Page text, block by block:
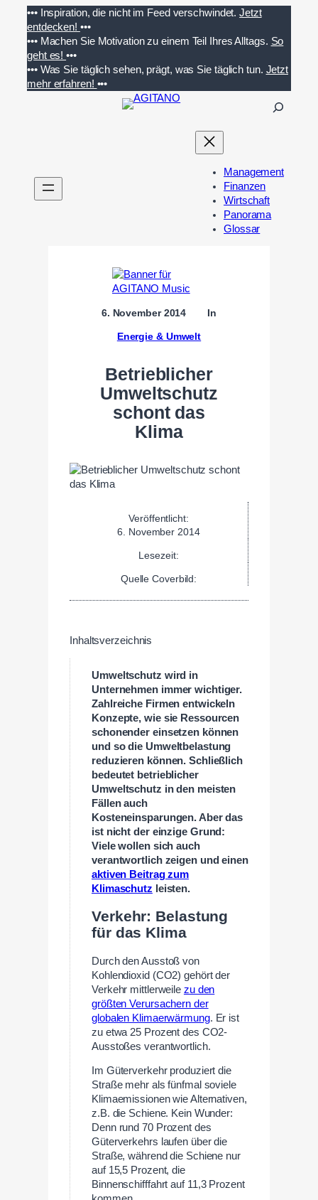
Inhalt
springen
••• Inspiration, die nicht im Feed verschwindet. Jetzt
entdecken! •••
••• Machen Sie Motivation zu einem Teil Ihres Alltags. So
geht es!•••
••• Was Sie täglich sehen, prägt, was Sie täglich tun. Jetzt
mehr erfahren! •••
n
Management
Finanzen
Wirtschaft
Panorama
Glossar
6. November 2014 In
Energie & Umwelt
Betrieblicher
Umweltschutz
schont das
Klima
Veröffentlicht:
6. November 2014
Lesezeit:
Quelle Coverbild:
Inhaltsverzeichnis
Umweltschutz wird in
Unternehmen immer wichtiger.
Zahlreiche Firmen entwickeln
Konzepte, wie sie Ressourcen
schonender einsetzen können
und so die Umweltbelastung
reduzieren können. Schließlich
bedeutet betrieblicher
Umweltschutz in den meisten
Fällen auch
Kosteneinsparungen. Aber das
ist nicht der einzige Grund:
Viele wollen sich auch
verantwortlich zeigen und einen
aktiven Beitrag zum
Klimaschutz leisten.
Verkehr: Belastung
für das Klima
Durch den Ausstoß von
Kohlendioxid (CO2) gehört der
Verkehr mittlerweile zu den
größten Verursachern der
globalen Klimaerwärmung. Er ist
zu etwa 25 Prozent des CO2-
Ausstoßes verantwortlich.
Im Güterverkehr produziert die
Straße mehr als fünfmal soviele
Klimaemissionen wie Alternativen,
z.B. die Schiene. Kein Wunder:
Denn rund 70 Prozent des
Güterverkehrs laufen über die
Straße, während die Schiene nur
auf 15,5 Prozent, die
Binnenschifffahrt auf 11,3 Prozent